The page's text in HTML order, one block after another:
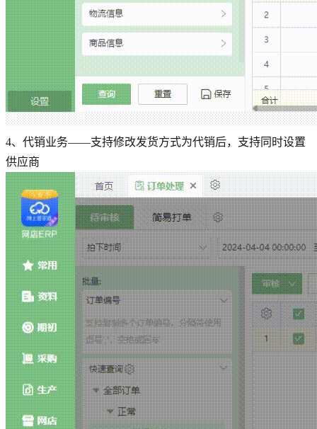
4、代销业务——支持修改发货方式为代销后，支持同时设置
供应商